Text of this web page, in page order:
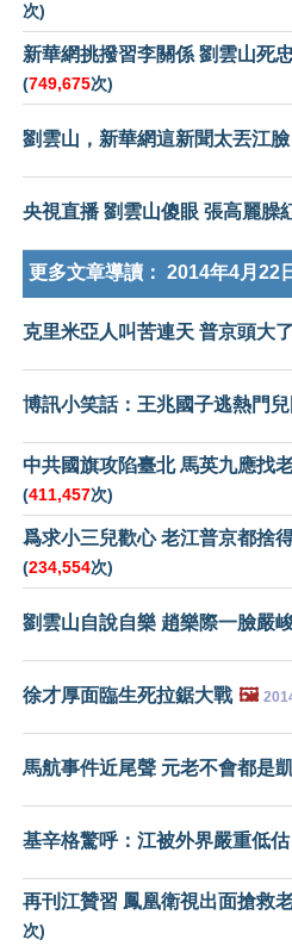
次)
新華網挑撥習李關係 劉雲山死
(749,675次)
劉雲山，新華網這新聞太丟江臉
央視直播 劉雲山傻眼 張高麗臊
更多文章導讀： 2014年4月22
克里米亞人叫苦連天 普京頭大了
博訊小笑話：王兆國子逃熱門兒
中共國旗攻陷臺北 馬英九應找
(411,457次)
爲求小三兒歡心 老江普京都捨
(234,554次)
劉雲山自說自樂 趙樂際一臉嚴
徐才厚面臨生死拉鋸大戰 🖼️
馬航事件近尾聲 元老不會都是
基辛格驚呼：江被外界嚴重低估
再刊江贊習 鳳凰衛視出面搶救
次)